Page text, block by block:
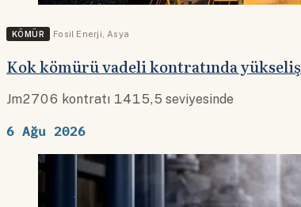
KÖMÜR Fosil Enerji Asya
Kok kömürü vadeli kontratında yükseliş
Jm2706 kontratı 1415,5 seviyesinde
6 Ağu 2026